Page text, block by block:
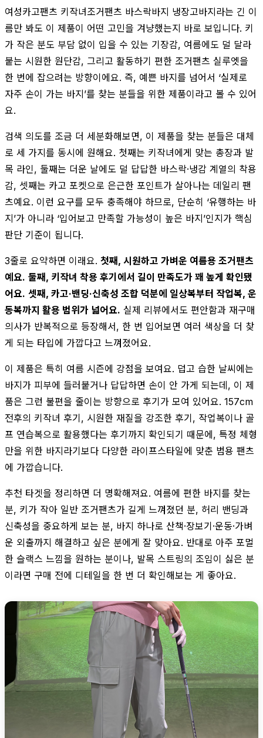
여성카고팬츠 키작녀조거팬츠 바스락바지 냉장고바지라는 긴 이
름만 봐도 이 제품이 어떤 고민을 겨냥했는지 바로 보입니다. 키
가 작은 분도 부담 없이 입을 수 있는 기장감, 여름에도 덜 달라
붙는 시원한 원단감, 그리고 활동하기 편한 조거팬츠 실루엣을
한 번에 잡으려는 방향이에요. 즉, 예쁜 바지를 넘어서 ‘실제로
자주 손이 가는 바지’를 찾는 분들을 위한 제품이라고 볼 수 있어
요.
검색 의도를 조금 더 세분화해보면, 이 제품을 찾는 분들은 대체
로 세 가지를 동시에 원해요. 첫째는 키작녀에게 맞는 총장과 발
목 라인, 둘째는 더운 날에도 덜 답답한 바스락·냉감 계열의 착용
감, 셋째는 카고 포켓으로 은근한 포인트가 살아나는 데일리 팬
츠예요. 이런 요구를 모두 충족해야 하므로, 단순히 ‘유행하는 바
지’가 아니라 ‘입어보고 만족할 가능성이 높은 바지’인지가 핵심
판단 기준이 됩니다.
3줄로 요약하면 이래요. 첫째, 시원하고 가벼운 여름용 조거팬츠
예요. 둘째, 키작녀 착용 후기에서 길이 만족도가 꽤 높게 확인됐
어요. 셋째, 카고·밴딩·신축성 조합 덕분에 일상복부터 작업복, 운
동복까지 활용 범위가 넓어요. 실제 리뷰에서도 편안함과 재구매
의사가 반복적으로 등장해서, 한 번 입어보면 여러 색상을 더 찾
게 되는 타입에 가깝다고 느껴졌어요.
이 제품은 특히 여름 시즌에 강점을 보여요. 덥고 습한 날씨에는
바지가 피부에 들러붙거나 답답하면 손이 안 가게 되는데, 이 제
품은 그런 불편을 줄이는 방향으로 후기가 모여 있어요. 157cm
전후의 키작녀 후기, 시원한 재질을 강조한 후기, 작업복이나 골
프 연습복으로 활용했다는 후기까지 확인되기 때문에, 특정 체형
만을 위한 바지라기보다 다양한 라이프스타일에 맞춘 범용 팬츠
에 가깝습니다.
추천 타겟을 정리하면 더 명확해져요. 여름에 편한 바지를 찾는
분, 키가 작아 일반 조거팬츠가 길게 느껴졌던 분, 허리 밴딩과
신축성을 중요하게 보는 분, 바지 하나로 산책·장보기·운동·가벼
운 외출까지 해결하고 싶은 분에게 잘 맞아요. 반대로 아주 포멀
한 슬랙스 느낌을 원하는 분이나, 발목 스트링의 조임이 싫은 분
이라면 구매 전에 디테일을 한 번 더 확인해보는 게 좋아요.